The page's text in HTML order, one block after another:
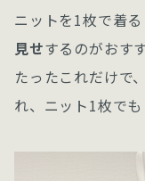
ニットを1枚で着る
見せするのがおす
たったこれだけで
れ、ニット1枚で